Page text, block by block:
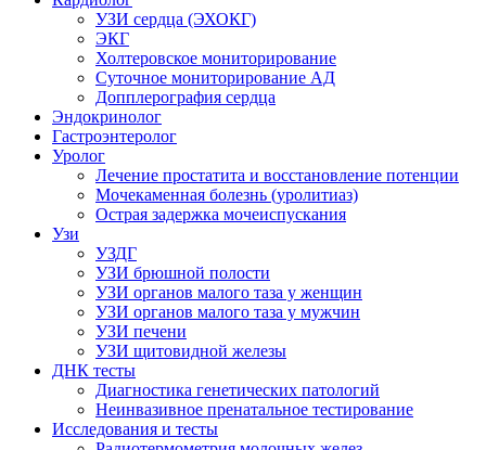
УЗИ сердца (ЭХОКГ)
ЭКГ
Холтеровское мониторирование
Суточное мониторирование АД
Допплерография сердца
Эндокринолог
Гастроэнтеролог
Уролог
Лечение простатита и восстановление потенции
Мочекаменная болезнь (уролитиаз)
Острая задержка мочеиспускания
Узи
УЗДГ
УЗИ брюшной полости
УЗИ органов малого таза у женщин
УЗИ органов малого таза у мужчин
УЗИ печени
УЗИ щитовидной железы
ДНК тесты
Диагностика генетических патологий
Неинвазивное пренатальное тестирование
Исследования и тесты